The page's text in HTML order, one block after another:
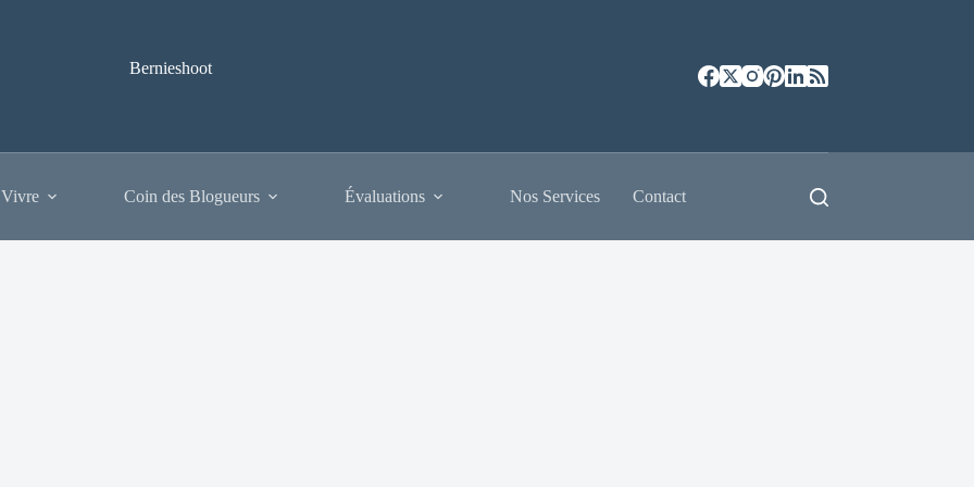
Bernieshoot
Coin des Blogueurs Évaluations Nos Services Contact